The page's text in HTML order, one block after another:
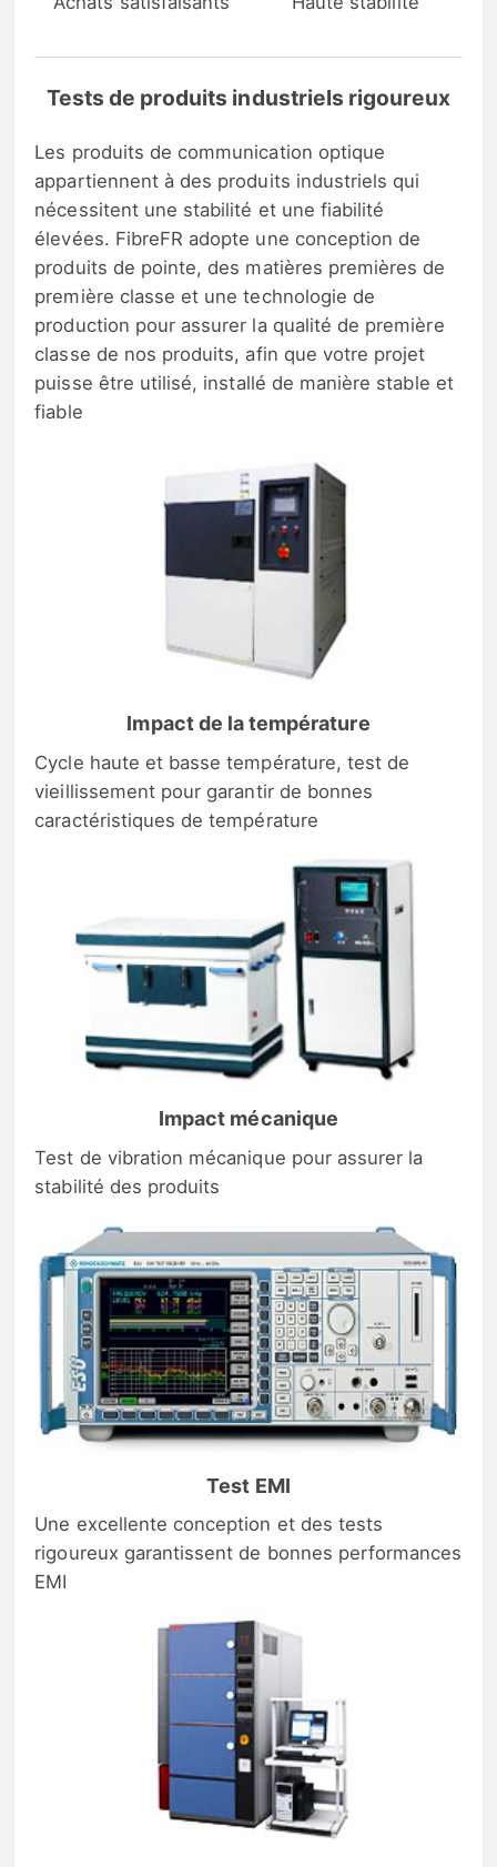
Tests de produits industriels rigoureux
Les produits de communication optique
appartiennent à des produits industriels qui
nécessitent une stabilité et une fiabilité
élevées. FibreFR adopte une conception de
produits de pointe, des matières premières de
première classe et une technologie de
production pour assurer la qualité de première
classe de nos produits, afin que votre projet
puisse être utilisé, installé de manière stable et
fiable
Impact de la température
Cycle haute et basse température, test de
vieillissement pour garantir de bonnes
caractéristiques de température
Impact mécanique
Test de vibration mécanique pour assurer la
stabilité des produits
Test EMI
Une excellente conception et des tests
rigoureux garantissent de bonnes performances
EMI